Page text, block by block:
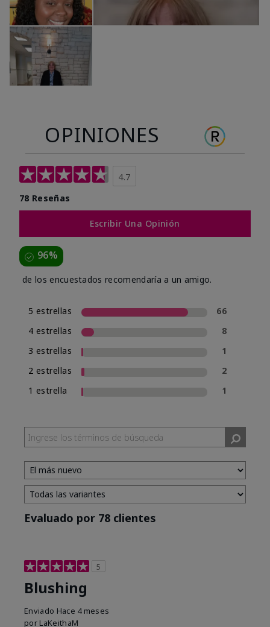
OPINIONES
4.7
78 Reseñas
Escribir Una Opinión
96%
de los encuestados recomendaría a un amigo.
5 estrellas
66
4 estrellas
8
3 estrellas
1
2 estrellas
2
1 estrella
1
Evaluado por 78 clientes
5
Blushing
Enviado Hace 4 meses
por LaKeithaM